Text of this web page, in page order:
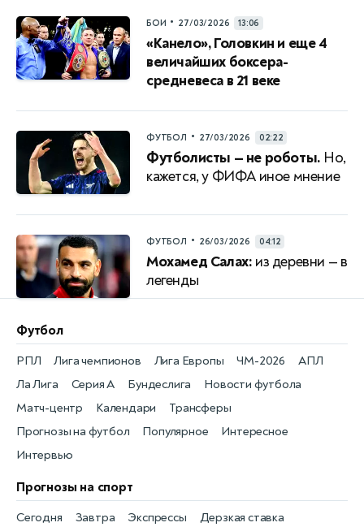
БОИ • 27/03/2026 13:06
«Канело», Головкин и еще 4
величайших боксера-
средневеса в 21 веке
ФУТБОЛ • 27/03/2026 02:22
Футболисты — не роботы. Но,
кажется, у ФИФА иное мнение
ФУТБОЛ • 26/03/2026 04:12
Мохамед Салах: из деревни — в
легенды
Футбол
Новости футбола
РПЛ
Матч-центр
Лига чемпионов
Календари
Лига Европы
Трансферы
ЧМ-2026
Прогнозы на футбол
АПЛ
Популярное
Ла Лига
Интересное
Серия А
Интервью
Бундеслига
Прогнозы на спорт
Сегодня
Завтра Экспрессы Дерзкая ставка